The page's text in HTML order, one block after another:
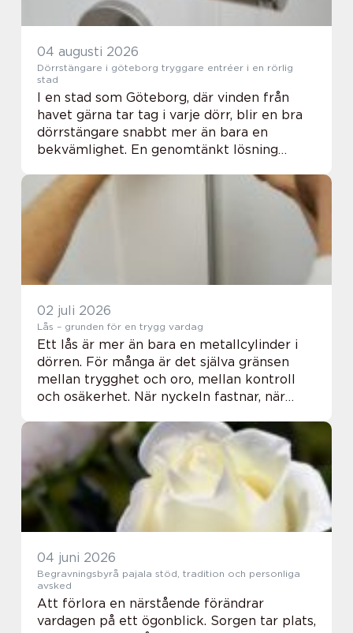
04 augusti 2026
Dörrstängare i göteborg tryggare entréer i en rörlig
stad
I en stad som Göteborg, där vinden från
havet gärna tar tag i varje dörr, blir en bra
dörrstängare snabbt mer än bara en
bekvämlighet. En genomtänkt lösning
skyddar mot inbrottsförsök och höjer
brandskyddet uta...
02 juli 2026
Lås – grunden för en trygg vardag
Ett lås är mer än bara en metallcylinder i
dörren. För många är det själva gränsen
mellan trygghet och oro, mellan kontroll
och osäkerhet. När nyckeln fastnar, när
04 juni 2026
Begravningsbyrå pajala stöd, tradition och personliga
avsked
Att förlora en närstående förändrar
vardagen på ett ögonblick. Sorgen tar plats,